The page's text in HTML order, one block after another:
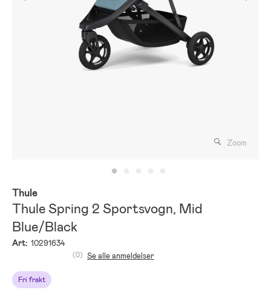
Zoom
Thule
Thule Spring 2 Sportsvogn, Mid
Blue/Black
Art: 10291634
Fri frakt
(0) Se alle anmeldelser